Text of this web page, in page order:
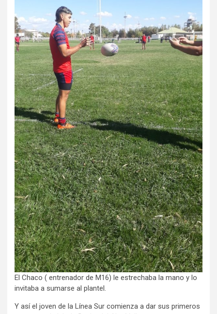
El Chaco ( entrenador de M16) le estrechaba la mano y lo
invitaba a sumarse al plantel.
Y así el joven de la Línea Sur comienza a dar sus primeros